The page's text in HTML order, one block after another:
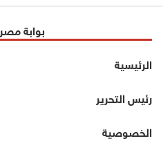
بوابة مصر 2030
الرئيسية
رئيس التحرير
الخصوصية